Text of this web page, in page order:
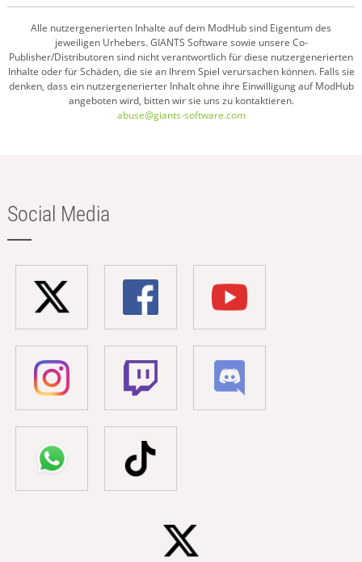
Alle nutzergenerierten Inhalte auf dem ModHub sind Eigentum des
jeweiligen Urhebers. GIANTS Software sowie unsere Co-
Publisher/Distributoren sind nicht verantwortlich für diese nutzergenerierten
Inhalte oder für Schäden, die sie an Ihrem Spiel verursachen können. Falls sie
denken, dass ein nutzergenerierter Inhalt ohne ihre Einwilligung auf ModHub
angeboten wird, bitten wir sie uns zu kontaktieren.
abuse@giants-software.com
Social Media